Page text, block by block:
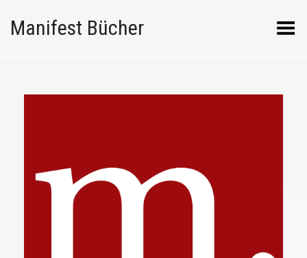
Manifest Bücher Menü umschalten